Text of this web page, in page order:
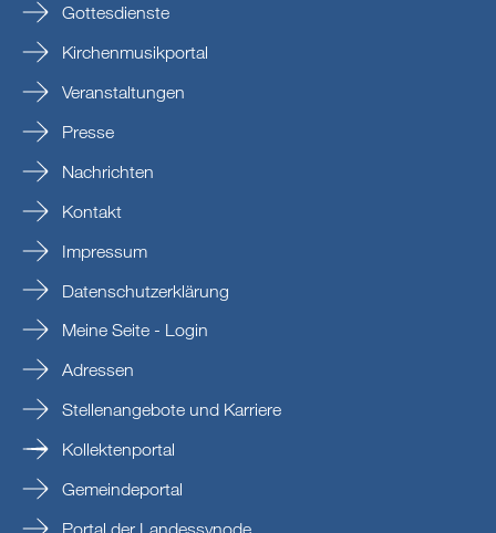
Gottesdienste
Kirchenmusikportal
Veranstaltungen
Presse
Nachrichten
Kontakt
Impressum
Datenschutzerklärung
Meine Seite - Login
Adressen
Stellenangebote und Karriere
Kollektenportal
Gemeindeportal
Portal der Landessynode